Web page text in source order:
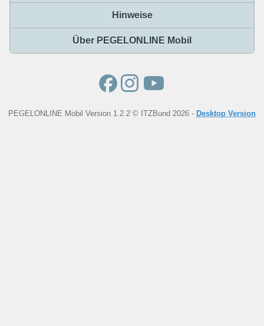
Hinweise
Über PEGELONLINE Mobil
PEGELONLINE Mobil Version 1.2.2 © ITZBund 2026 - Desktop Version